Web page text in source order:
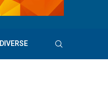
DIVERSE